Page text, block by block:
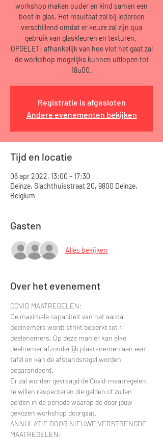
workshop maken ouder en kind samen een
boot in glas. Het resultaat zal bij iedereen
verschillend omdat er keuze zal zijn qua
gebruik van glaskleuren en texturen.
OPGELET: afhankelijk van hoe vlot het gaat zal
de workshop mogelijks kunnen uitlopen tot
18u00.
Registratie is afgesloten
Andere evenementen bekijken
Tijd en locatie
06 apr 2022, 13:00 – 17:30
Deinze, Slachthuisstraat 20, 9800 Deinze,
Belgium
Gasten
Alles bekijken
Over het evenement
COVID MAATREGELEN:
De maximale capaciteit van het aantal
deelnemers wordt strikt beperkt tot 4
deelenemers. Op deze manier kan elke
deelnemer afzonderlijk plaatsnemen aan een
tafel en kan de afstandsregel worden
gegarandeerd.
Er zal worden gevraagd de Covid-maatregelen
te willen respecteren die gelden of zullen
gelden in de periode waarop de door jouw
gekozen workshop doorgaat.
ANNULATIE DOOR NIEUWE VERSTRENGDE
MAATREGELEN: